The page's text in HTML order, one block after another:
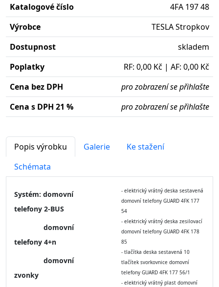
Katalogové číslo
4FA 197 48
Výrobce
TESLA Stropkov
Dostupnost
skladem
Poplatky
RF: 0,00 Kč | AF: 0,00 Kč
Cena bez DPH
pro zobrazení se přihlašte
Cena s DPH 21 %
pro zobrazení se přihlašte
Popis výrobku Galerie
Ke stažení
Schémata
Systém: domovní
telefony 2-BUS
domovní
telefony 4+n
domovní
zvonky
- elektrický vrátný deska sestavená
domovní telefony GUARD 4FK 177
54
- elektrický vrátný deska zesilovací
domovní telefony GUARD 4FK 178
85
- tlačítka deska sestavená 10
tlačítek svorkovnice domovní
telefony GUARD 4FK 177 56/1
- elektrický vrátný plast domovní